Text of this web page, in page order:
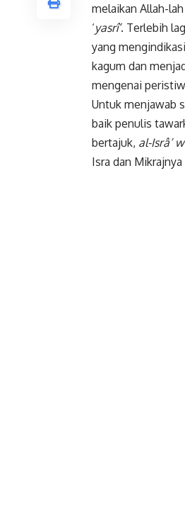
melaikan Allah-
‘yasrî’. Terlebih
yang
kagum dan
mengenai
Untuk menjawab
baik penulis
bertajuk, al-Isrâ’
Isra dan